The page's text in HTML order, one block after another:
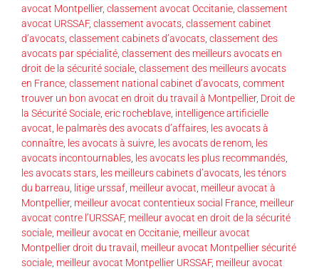
avocat Montpellier, classement avocat Occitanie classement
avocat URSSAF, classement avocats classement cabinet
d’avocats classement cabinets d’avocats classement des
avocats par spécialité classement des meilleurs avocats en
droit de la sécurité sociale classement des meilleurs avocats
en France classement national cabinet d’avocats comment
trouver un bon avocat en droit du travail à Montpellier, Droit de
la Sécurité Sociale eric rocheblave intelligence artificielle
avocat le palmarès des avocats d’affaires les avocats à
connaître les avocats à suivre les avocats de renom les
avocats incontournables les avocats les plus recommandés
les avocats stars les meilleurs cabinets d’avocats les ténors
du barreau litige urssaf meilleur avocat meilleur avocat à
Montpellier, meilleur avocat contentieux social France meilleur
avocat contre l’URSSAF, meilleur avocat en droit de la sécurité
sociale meilleur avocat en Occitanie meilleur avocat
Montpellier droit du travail meilleur avocat Montpellier sécurité
sociale meilleur avocat Montpellier URSSAF, meilleur avocat